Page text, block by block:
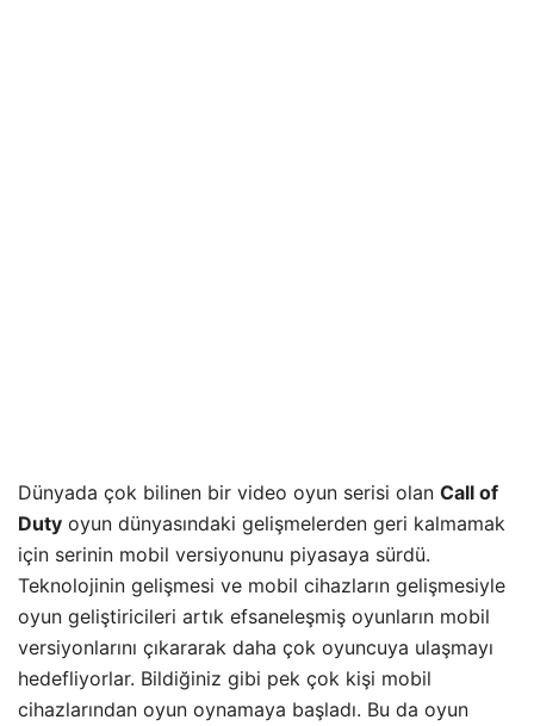
Dünyada çok bilinen bir video oyun serisi olan Call of
Duty oyun dünyasındaki gelişmelerden geri kalmamak
için serinin mobil versiyonunu piyasaya sürdü.
Teknolojinin gelişmesi ve mobil cihazların gelişmesiyle
oyun geliştiricileri artık efsaneleşmiş oyunların mobil
versiyonlarını çıkararak daha çok oyuncuya ulaşmayı
hedefliyorlar. Bildiğiniz gibi pek çok kişi mobil
cihazlarından oyun oynamaya başladı. Bu da oyun